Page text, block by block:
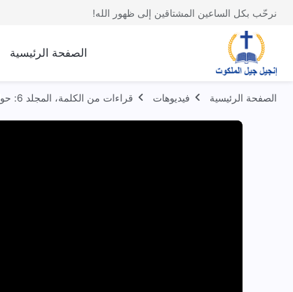
نرحّب بكل الساعين المشتاقين إلى ظهور الله!
الصفحة الرئيسية
الصفحة الرئيسية فيديوهات قراءات من الكلمة، المجلد 6: حول السعي إلى الحق